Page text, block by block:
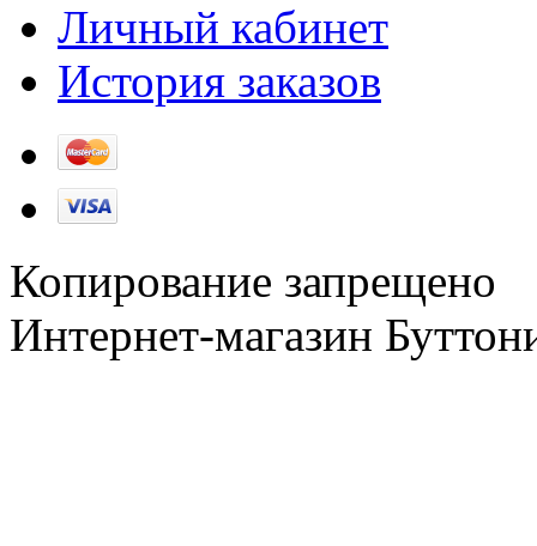
Личный кабинет
История заказов
Копирование запрещено
Интернет-магазин